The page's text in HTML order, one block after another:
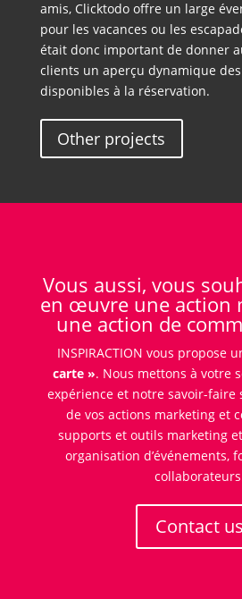
amis, Clicktodo offre un large
pour les vacances ou les
était donc important de donner
clients un aperçu dynamique
disponibles à la réservation.
Other projects
Vous aussi, vous
en œuvre une action
une action de
INSPIRACTION vous propose
carte ». Nous mettons à votre
expérience et notre savoir-
de vos actions marketing et
supports et outils marketing
organisation d’événements,
Contact us